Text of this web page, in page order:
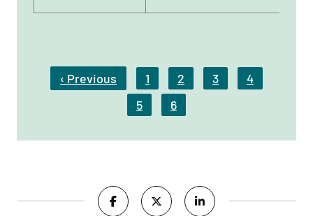
Pagination
‹ PreviousPrevious Page
1 2 3
4
5
6